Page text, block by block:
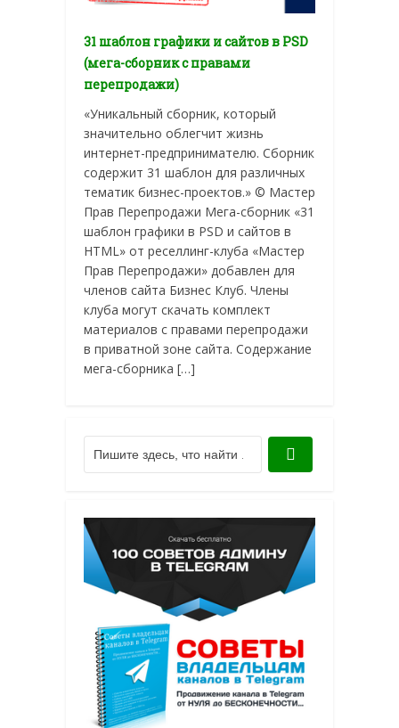
31 шаблон графики и сайтов в PSD
(мега-сборник с правами
перепродажи)
«Уникальный сборник, который
значительно облегчит жизнь
интернет-предпринимателю. Сборник
содержит 31 шаблон для различных
тематик бизнес-проектов.» © Мастер
Прав Перепродажи Мега-сборник «31
шаблон графики в PSD и сайтов в
HTML» от реселлинг-клуба «Мастер
Прав Перепродажи» добавлен для
членов сайта Бизнес Клуб. Члены
клуба могут скачать комплект
материалов с правами перепродажи
в приватной зоне сайта. Содержание
мега-сборника […]